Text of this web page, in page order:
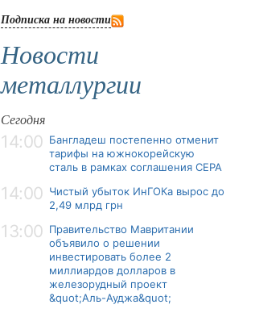
Подписка на новости
Новости
металлургии
Сегодня
14:00 Бангладеш постепенно отменит
тарифы на южнокорейскую
сталь в рамках соглашения CEPA
14:00 Чистый убыток ИнГОКа вырос до
2,49 млрд грн
13:00 Правительство Мавритании
объявило о решении
инвестировать более 2
миллиардов долларов в
железорудный проект
&quot;Аль-Ауджа&quot;